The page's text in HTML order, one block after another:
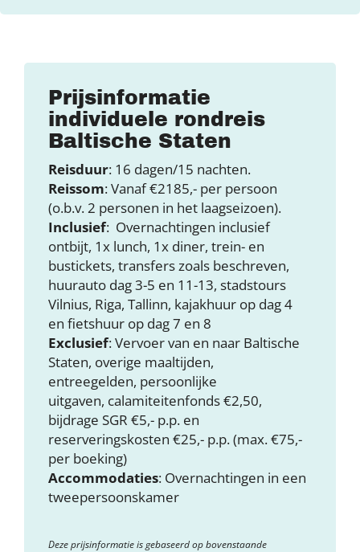
Prijsinformatie
individuele rondreis
Baltische Staten
Reisduur: 16 dagen/15 nachten.
Reissom: Vanaf €2185,- per persoon
(o.b.v. 2 personen in het laagseizoen).
Inclusief: Overnachtingen inclusief
ontbijt, 1x lunch, 1x diner, trein- en
bustickets, transfers zoals beschreven,
huurauto dag 3-5 en 11-13, stadstours
Vilnius, Riga, Tallinn, kajakhuur op dag 4
en fietshuur op dag 7 en 8
Exclusief: Vervoer van en naar Baltische
Staten, overige maaltijden,
entreegelden, persoonlijke
uitgaven, calamiteitenfonds €2,50,
bijdrage SGR €5,- p.p. en
reserveringskosten €25,- p.p. (max. €75,-
per boeking)
Accommodaties: Overnachtingen in een
tweepersoonskamer
Deze prijsinformatie is gebaseerd op bovenstaande